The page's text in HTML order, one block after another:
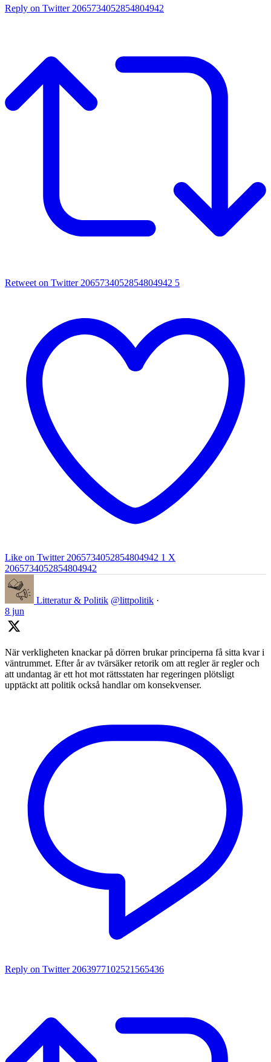
Reply on Twitter 2065734052854804942
Retweet on Twitter 2065734052854804942 5
Like on Twitter 2065734052854804942 1 X
2065734052854804942
Litteratur & Politik @littpolitik ·
8 jun
När verkligheten knackar på dörren brukar principerna få sitta kvar i
väntrummet. Efter år av tvärsäker retorik om att regler är regler och
att undantag är ett hot mot rättsstaten har regeringen plötsligt
upptäckt att politik också handlar om konsekvenser.
Reply on Twitter 2063977102521565436